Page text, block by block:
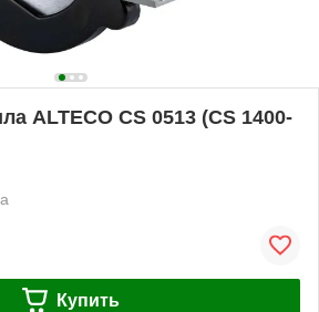
ALTECO CS 0513 (CS 1400-
Купить